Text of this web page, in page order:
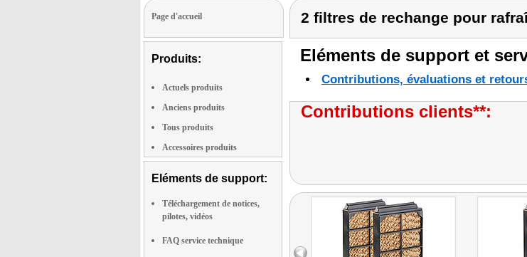
Page d'accueil
Produits:
Actuels produits
Anciens produits
Tous produits
Accessoires produits
Eléments de support:
Téléchargement de notices,
pilotes, vidéos
FAQ service technique
2 filtres de rechange pour
Eléments de support et
Contributions, évaluations et
Contributions clients**: